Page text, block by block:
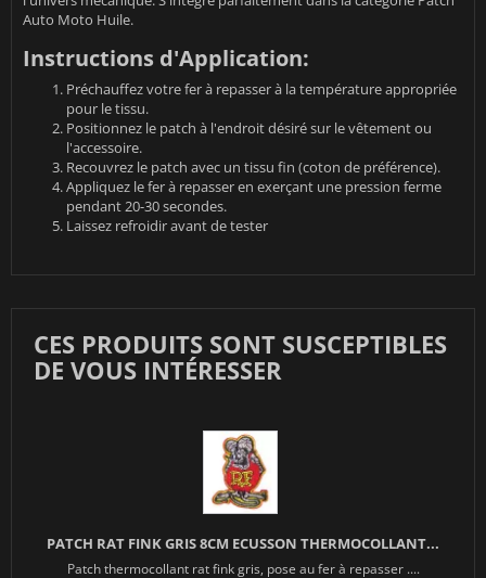
Auto Moto Huile.
Instructions d'Application:
Préchauffez votre fer à repasser à la température appropriée
pour le tissu.
Positionnez le patch à l'endroit désiré sur le vêtement ou
l'accessoire.
Recouvrez le patch avec un tissu fin (coton de préférence).
Appliquez le fer à repasser en exerçant une pression ferme
pendant 20-30 secondes.
Laissez refroidir avant de tester
CES PRODUITS SONT SUSCEPTIBLES
DE VOUS INTÉRESSER
PATCH RAT FINK GRIS 8CM ECUSSON THERMOCOLLANT...
Patch thermocollant rat fink gris, pose au fer à repasser ....